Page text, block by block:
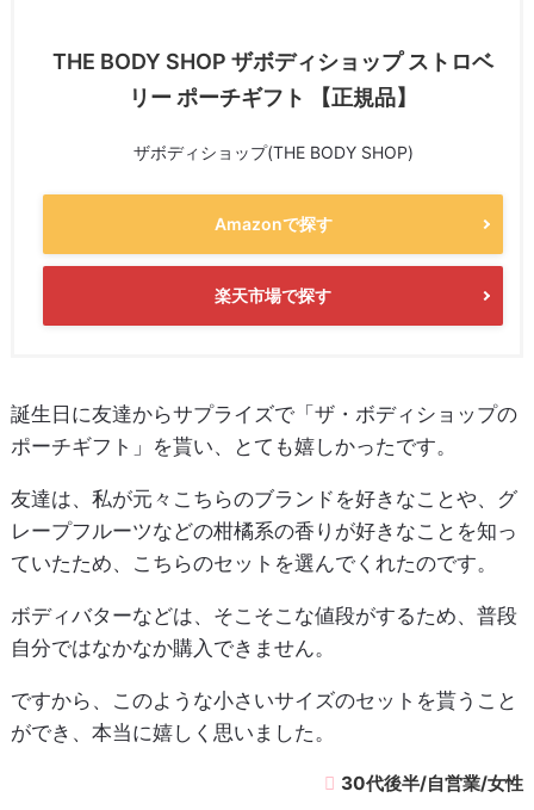
THE BODY SHOP ザボディショップ ストロベ
リー ポーチギフト 【正規品】
ザボディショップ(THE BODY SHOP)
Amazonで探す
楽天市場で探す
誕生日に友達からサプライズで「ザ・ボディショップの
ポーチギフト」を貰い、とても嬉しかったです。
友達は、私が元々こちらのブランドを好きなことや、グ
レープフルーツなどの柑橘系の香りが好きなことを知っ
ていたため、こちらのセットを選んでくれたのです。
ボディバターなどは、そこそこな値段がするため、普段
自分ではなかなか購入できません。
ですから、このような小さいサイズのセットを貰うこと
ができ、本当に嬉しく思いました。
30代後半/自営業/女性